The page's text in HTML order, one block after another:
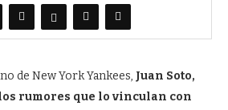
de New York Yankees, Juan Soto,
rumores que lo vinculan con